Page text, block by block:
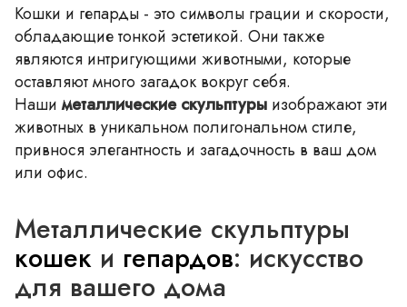
Кошки и гепарды - это символы грации и скорости,
обладающие тонкой эстетикой. Они также
являются интригующими животными, которые
оставляют много загадок вокруг себя.
Нашиметаллические скульптуры изображают эти
животных в уникальном полигональном стиле,
привнося элегантность и загадочность в ваш дом
или офис.
Металлические скульптуры
кошек и гепардов: искусство
для вашего дома